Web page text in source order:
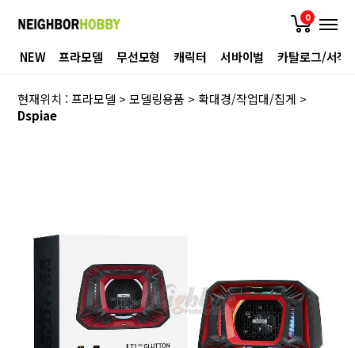
0
NEW 프라모델 무선모형 캐릭터 서바이벌 카탈로그/서적
현재위치 :프라모델 >모델링용품 > 확대경/작업대/집게 >
Dspiae